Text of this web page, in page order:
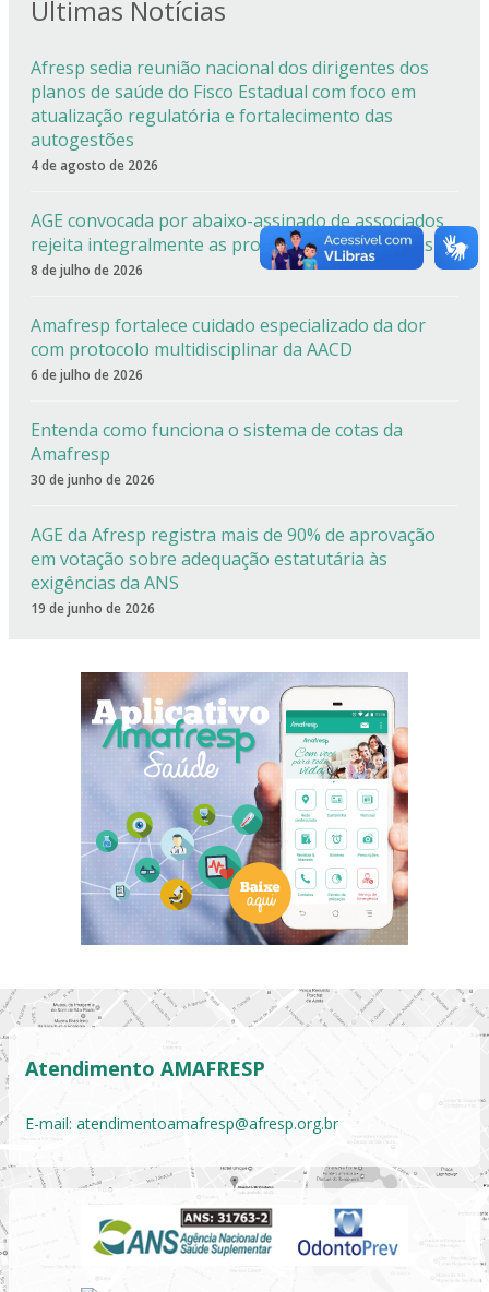
Últimas Notícias
Afresp sedia reunião nacional dos dirigentes dos
planos de saúde do Fisco Estadual com foco em
atualização regulatória e fortalecimento das
autogestões
4 de agosto de 2026
AGE convocada por abaixo-assinado de associados
rejeita integralmente as propostas apresentadas
8 de julho de 2026
Amafresp fortalece cuidado especializado da dor
com protocolo multidisciplinar da AACD
6 de julho de 2026
Entenda como funciona o sistema de cotas da
Amafresp
30 de junho de 2026
AGE da Afresp registra mais de 90% de aprovação
em votação sobre adequação estatutária às
exigências da ANS
19 de junho de 2026
Atendimento AMAFRESP
E-mail: atendimentoamafresp@afresp.org.br